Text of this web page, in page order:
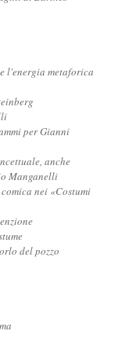
l'energia metaforica
per Gianni
anche
Manganelli
nei «Costumi
del pozzo